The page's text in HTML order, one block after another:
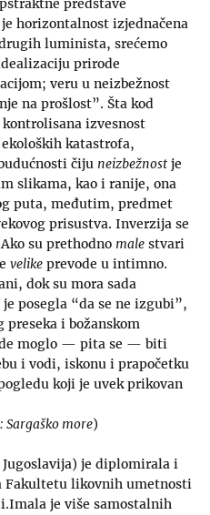
predstave
horizontalnost izjednačena
luminista, srećemo
prirode
veru u neizbežnost
na prošlost”. Šta kod
izvesnost
katastrofa,
čiju neizbežnost je
slikama, kao i ranije, ona
puta, međutim, predmet
prisustva. Inverzija se
su prethodno male stvari
velike prevode u intimno.
dok su mora sada
posegla “da se ne izgubi”,
i božanskom
moglo — pita se — biti
i vodi, iskonu i prapočetku
koji je uvek prikovan
Sargaško more)
Jugoslavija) je diplomirala i
Fakultetu likovnih umetnosti
je više samostalnih